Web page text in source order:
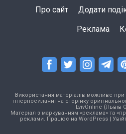
Про сайт Додати
Реклама
Використання матеріалів можливе при
гіперпосиланні на сторінку
LvivOnline (Львів
Матеріал з маркуванням «реклама» та
реклами. Працює на WordPress|